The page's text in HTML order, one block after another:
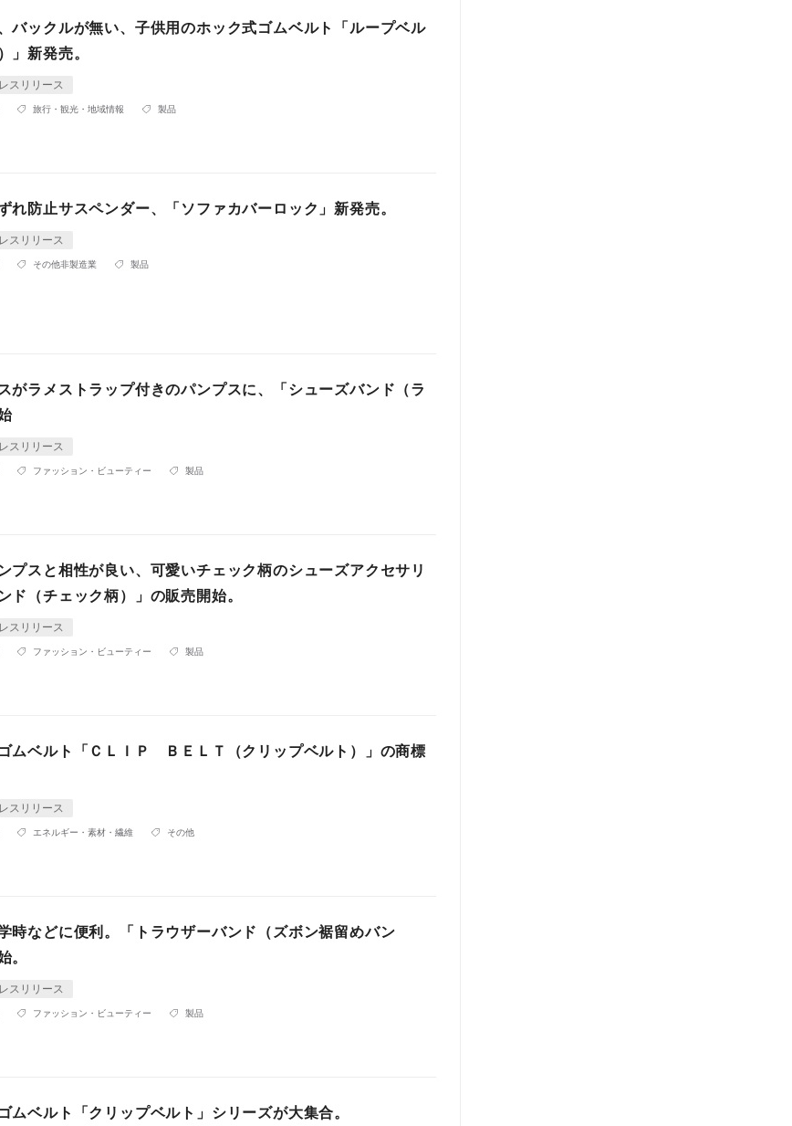
バックルが無い、子供用のホック式ゴムベルト「ループベル
」新発売。
スリリース
旅行・観光・地域情報 製品
れ防止サスペンダー、「ソファカバーロック」新発売。
スリリース
その他非製造業 製品
がラメストラップ付きのパンプスに、「シューズバンド（ラ
スリリース
ファッション・ビューティー 製品
プスと相性が良い、可愛いチェック柄のシューズアクセサリ
ド（チェック柄）」の販売開始。
スリリース
ファッション・ビューティー 製品
ムベルト「ＣＬＩＰ ＢＥＬＴ（クリップベルト）」の商標
スリリース
エネルギー・素材・繊維 その他
時などに便利。「トラウザーバンド（ズボン裾留めバン
。
スリリース
ファッション・ビューティー 製品
ムベルト「クリップベルト」シリーズが大集合。